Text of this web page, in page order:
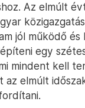
Az elmúlt
jól működő
egy
mindent kell
elmúlt